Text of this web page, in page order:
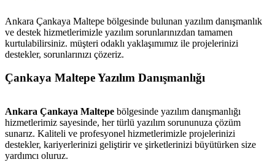
Ankara Çankaya Maltepe bölgesinde bulunan yazılım danışmanlık
ve destek hizmetlerimizle yazılım sorunlarınızdan tamamen
kurtulabilirsiniz. müşteri odaklı yaklaşımımız ile projelerinizi
destekler, sorunlarınızı çözeriz.
Çankaya Maltepe Yazılım Danışmanlığı
Ankara Çankaya Maltepe bölgesinde yazılım danışmanlığı
hizmetlerimiz sayesinde, her türlü yazılım sorununuza çözüm
sunarız. Kaliteli ve profesyonel hizmetlerimizle projelerinizi
destekler, kariyerlerinizi geliştirir ve şirketlerinizi büyütürken size
yardımcı oluruz.